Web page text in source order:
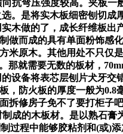
弯压强度较高。夹板一
。是将实木板细密刨切成
木做的了，成长纤维板出
做而成的具有单面粉饰感
米原木。其他用处不只仅
就需要无数的板材，
设备将表芯层刨片犬牙交
防火板的厚度一般为0.8
拆修房子免不了要打柜子
成的木板材。是以熟石膏
过程中能够胶粘剂和(或)